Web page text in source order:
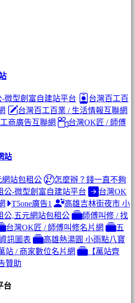
微型創富自建站平台
台灣百工百
台灣百工百業 / 生活情報互聯網
商廣告互聯網
台灣OK匠 / 師傅
站
網站包租公
怎麼辦？錢一直不夠
公-微型創富自建站平台
台灣OK
T5one廣告1
高雄吉林街夜市 小
公,五元網站包租公
師傅叫修 / 找
台灣OK匠 / 師傅叫修名片網
五
訊圖表
高雄熱湯圓 小雨點八寶
站 / 商家數位名片網
【萬站齊
贊助
台